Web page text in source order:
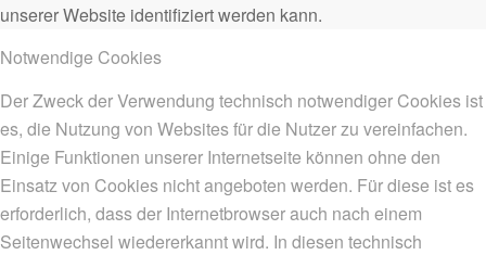
unserer Website identifiziert werden kann.
Notwendige Cookies
Der Zweck der Verwendung technisch notwendiger Cookies ist
es, die Nutzung von Websites für die Nutzer zu vereinfachen.
Einige Funktionen unserer Internetseite können ohne den
Einsatz von Cookies nicht angeboten werden. Für diese ist es
erforderlich, dass der Internetbrowser auch nach einem
Seitenwechsel wiedererkannt wird. In diesen technisch